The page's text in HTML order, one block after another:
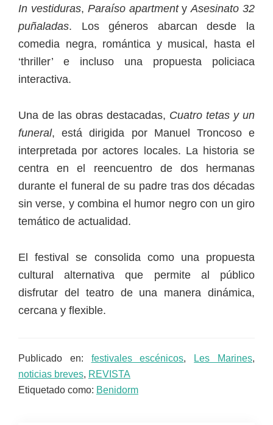
In vestiduras, Paraíso apartmentyAsesinato 32
puñaladas. Los géneros abarcan desde la
comedia negra, romántica y musical, hasta el
‘thriller’ e incluso una propuesta policiaca
interactiva.
Una de las obras destacadas, Cuatro tetas y un
funeral, está dirigida por Manuel Troncoso e
interpretada por actores locales. La historia se
centra en el reencuentro de dos hermanas
durante el funeral de su padre tras dos décadas
sin verse, y combina el humor negro con un giro
temático de actualidad.
El festival se consolida como una propuesta
cultural alternativa que permite al público
disfrutar del teatro de una manera dinámica,
cercana y flexible.
Publicado en: festivales escénicos, Les Marines,
noticias breves, REVISTA
Etiquetado como: Benidorm